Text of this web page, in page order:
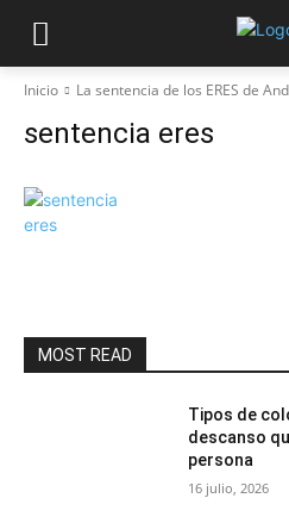
Inicio La sentencia de los ERES de
sentencia eres
MOST READ
Tipos de
descanso
persona
16 julio, 2026